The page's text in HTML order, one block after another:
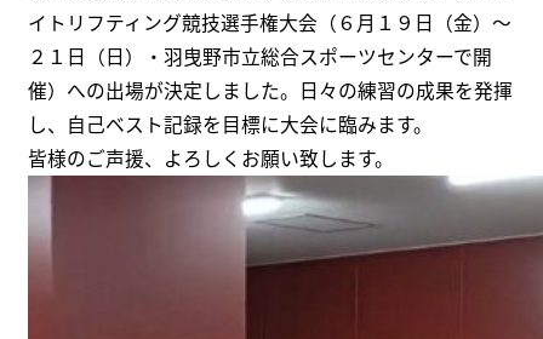
イトリフティング競技選手権大会（６月１９日（金）～
２１日（日）・羽曳野市立総合スポーツセンターで開
催）への出場が決定しました。日々の練習の成果を発揮
し、自己ベスト記録を目標に大会に臨みます。
皆様のご声援、よろしくお願い致します。